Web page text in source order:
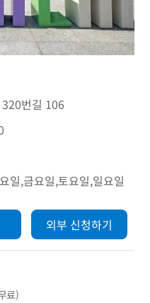
번길 106
일,금요일,토요일,일요일
외부 신청하기
료)